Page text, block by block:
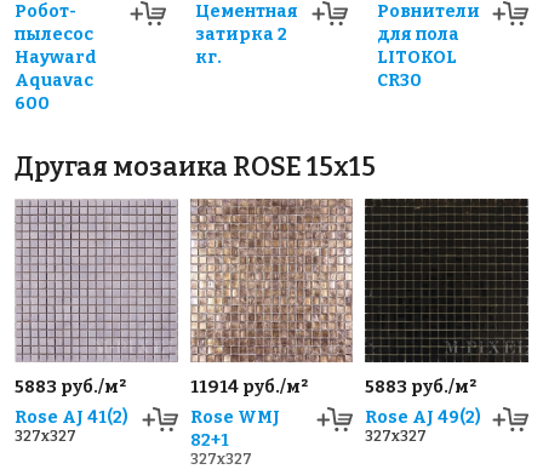
Робот-
пылесос
Hayward
Aquavac
600
Цементная
затирка 2
кг.
Ровнители
для пола
LITOKOL
CR30
Другая мозаика ROSE 15x15
5883 руб./м²
Rose AJ 41(2)
327x327
11914 руб./м²
Rose WMJ
82+1
327x327
5883 руб./м²
Rose AJ 49(2)
327x327